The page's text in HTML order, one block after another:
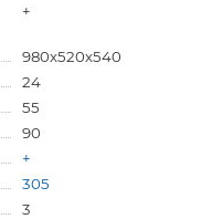
+
980х520х540
24
55
90
+
305
3